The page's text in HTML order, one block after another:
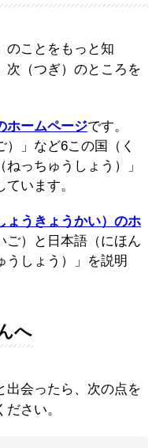
のことをもっと知
次（つぎ）のところを
ホームページです。
）」など6この国（く
っちゅうしょう）」
います。
ょうきょうかい）のホ
ご）と日本語（にほん
うしょう）」を説明
へ
出会ったら、次の点を
さい。